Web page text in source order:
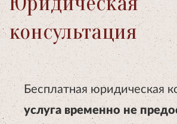
консультация
Бесплатная юридическая
услуга временно не